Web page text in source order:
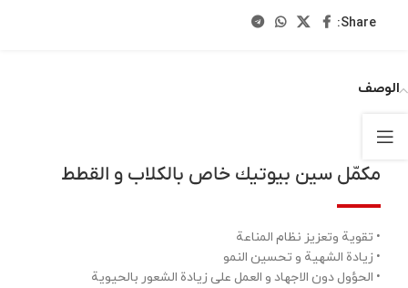
Share:
الوصف
مكمّل سين بيوتيك خاص بالكلاب و القطط
• تقوية وتعزيز نظام المناعة
• زيادة الشهية و تحسين النمو
• الحؤول دون الاجهاد و العمل على زيادة الشعور بالحيوية